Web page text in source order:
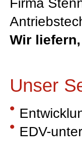
Firma
Wir
Unser
EDV-